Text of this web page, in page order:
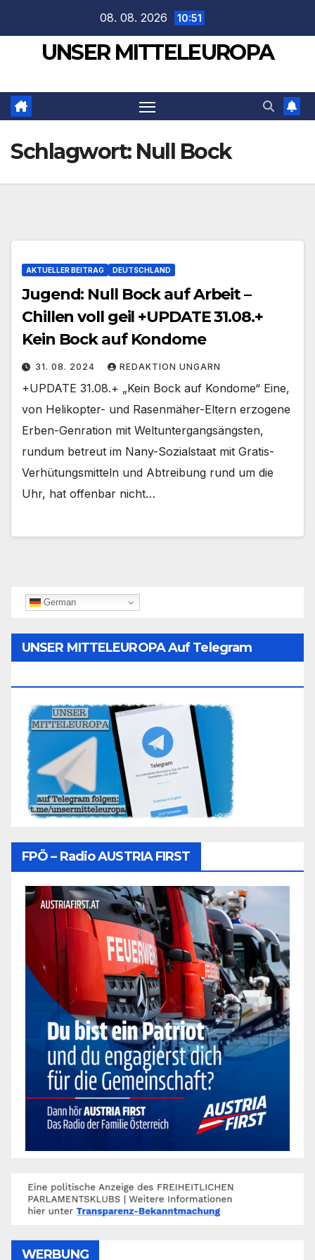
springen
08. 08. 2026 10:51
UNSER MITTELEUROPA
Schlagwort: Null Bock
AKTUELLER BEITRAG DEUTSCHLAND
Jugend: Null Bock auf Arbeit –
Chillen voll geil +UPDATE 31.08.+
Kein Bock auf Kondome
31. 08. 2024 REDAKTION UNGARN
+UPDATE 31.08.+ „Kein Bock auf Kondome“ Eine,
von Helikopter- und Rasenmäher-Eltern erzogene
Erben-Genration mit Weltuntergangsängsten,
rundum betreut im Nany-Sozialstaat mit Gratis-
Verhütungsmitteln und Abtreibung rund um die
Uhr, hat offenbar nicht…
German
UNSER MITTELEUROPA Auf Telegram
FPÖ – Radio AUSTRIA FIRST
WERBUNG